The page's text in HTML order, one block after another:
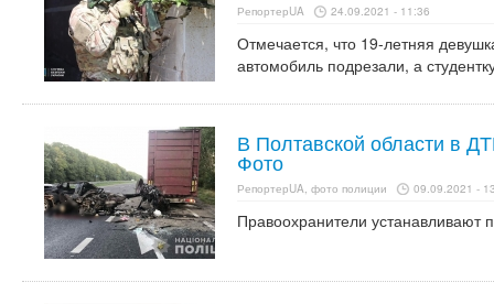
РепортерUA 24.09.2021 - 11:36
Отмечается, что 19-летняя
автомобиль подрезали, а
В Полтавской области в
Фото
РепортерUA, фото полиции 09.09.2021 -
Правоохранители устанавливают